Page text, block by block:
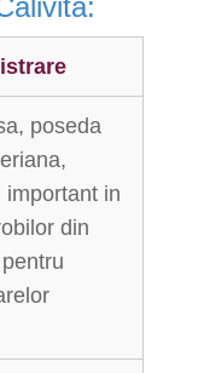
poseda
important in
din